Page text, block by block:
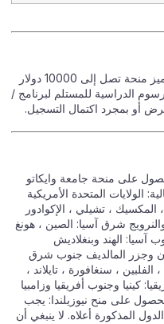
تبلغ قيمة منحة جامعة وايكاتو الدولية للتميز منحة تصل إلى 10000 دولار
الدراسية للمستلم لبرنامج /
أو بمجرد اكتمال التسجيل.
على منحة جامعة وايكاتو
الولايات المتحدة الأمريكية
، المكسيك ، تشيلي ، الإكوادور
والنرويج شرق آسيا: الصين ، هونغ
آسيا: الهند وبنغلاديش
وجزر المالديف جنوب شرق
الفلبين ، سنغافورة ، تايلاند ،
كينيا وجنوب أفريقيا وزامبيا
على منح نيوزيلندا: يجب
المذكورة أعلاه. لا ينبغي أن